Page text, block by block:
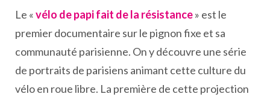
Le «vélo de papi fait de la résistance» est le
premier documentaire sur le pignon fixe et sa
communauté parisienne. On y découvre une série
de portraits de parisiens animant cette culture du
vélo en roue libre. La première de cette projection